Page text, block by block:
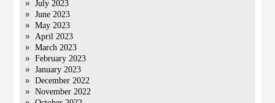
July 2023
June 2023
May 2023
April 2023
March 2023
February 2023
January 2023
December 2022
November 2022